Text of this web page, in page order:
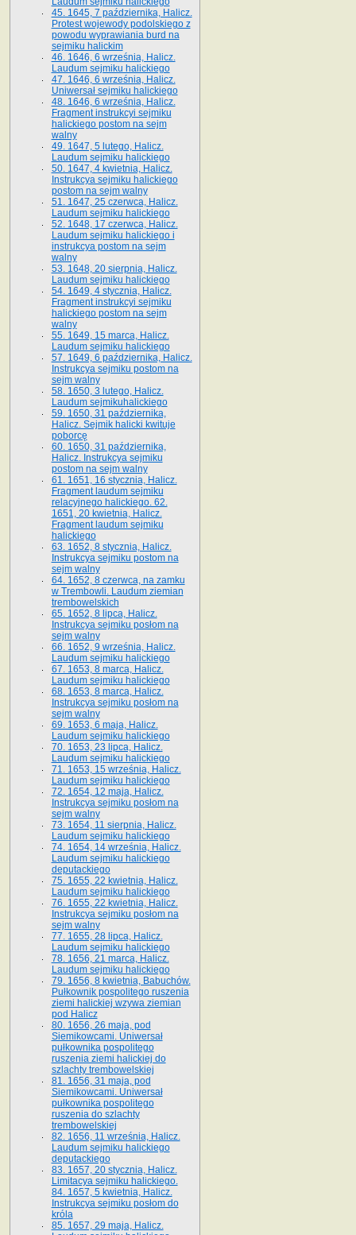
45. 1645, 7 października, Halicz.
Protest wojewody podolskiego z
powodu wyprawiania burd na
sejmiku halickim
46. 1646, 6 września, Halicz.
Laudum sejmiku halickiego
47. 1646, 6 września, Halicz.
Uniwersał sejmiku halickiego
48. 1646, 6 września, Halicz.
Fragment instrukcyi sejmiku
halickiego postom na sejm
walny
49. 1647, 5 lutego, Halicz.
Laudum sejmiku halickiego
50. 1647, 4 kwietnia, Halicz.
Instrukcya sejmiku halickiego
postom na sejm walny
51. 1647, 25 czerwca, Halicz.
Laudum sejmiku halickiego
52. 1648, 17 czerwca, Halicz.
Laudum sejmiku halickiego i
instrukcya postom na sejm
walny
53. 1648, 20 sierpnia, Halicz.
Laudum sejmiku halickiego
54. 1649, 4 stycznia, Halicz.
Fragment instrukcyi sejmiku
halickiego postom na sejm
walny
55. 1649, 15 marca, Halicz.
Laudum sejmiku halickiego
57. 1649, 6 października, Halicz.
Instrukcya sejmiku postom na
sejm walny
58. 1650, 3 lutego, Halicz.
Laudum sejmikuhalickiego
59. 1650, 31 października,
Halicz. Sejmik halicki kwituje
poborcę
60. 1650, 31 października,
Halicz. Instrukcya sejmiku
postom na sejm walny
61. 1651, 16 stycznia, Halicz.
Fragment laudum sejmiku
relacyjnego halickiego. 62.
1651, 20 kwietnia, Halicz.
Fragment laudum sejmiku
halickiego
63. 1652, 8 stycznia, Halicz.
Instrukcya sejmiku postom na
sejm walny
64. 1652, 8 czerwca, na zamku
w Trembowli. Laudum ziemian
trembowelskich
65. 1652, 8 lipca, Halicz.
Instrukcya sejmiku posłom na
sejm walny
66. 1652, 9 września, Halicz.
Laudum sejmiku halickiego
67. 1653, 8 marca, Halicz.
Laudum sejmiku halickiego
68. 1653, 8 marca, Halicz.
Instrukcya sejmiku posłom na
sejm walny
69. 1653, 6 maja, Halicz.
Laudum sejmiku halickiego
70. 1653, 23 lipca, Halicz.
Laudum sejmiku halickiego
71. 1653, 15 września, Halicz.
Laudum sejmiku halickiego
72. 1654, 12 maja, Halicz.
Instrukcya sejmiku posłom na
sejm walny
73. 1654, 11 sierpnia, Halicz.
Laudum sejmiku halickiego
74. 1654, 14 września, Halicz.
Laudum sejmiku halickiego
deputackiego
75. 1655, 22 kwietnia, Halicz.
Laudum sejmiku halickiego
76. 1655, 22 kwietnia, Halicz.
Instrukcya sejmiku posłom na
sejm walny
77. 1655, 28 lipca, Halicz.
Laudum sejmiku halickiego
78. 1656, 21 marca, Halicz.
Laudum sejmiku halickiego
79. 1656, 8 kwietnia, Babuchów.
Pułkownik pospolitego ruszenia
ziemi halickiej wzywa ziemian
pod Halicz
80. 1656, 26 maja, pod
Siemikowcami. Uniwersał
pułkownika pospolitego
ruszenia ziemi halickiej do
szlachty trembowelskiej
81. 1656, 31 maja, pod
Siemikowcami. Uniwersał
pułkownika pospolitego
ruszenia do szlachty
trembowelskiej
82. 1656, 11 września, Halicz.
Laudum sejmiku halickiego
deputackiego
83. 1657, 20 stycznia, Halicz.
Limitacya sejmiku halickiego.
84. 1657, 5 kwietnia, Halicz.
Instrukcya sejmiku posłom do
króla
85. 1657, 29 maja, Halicz.